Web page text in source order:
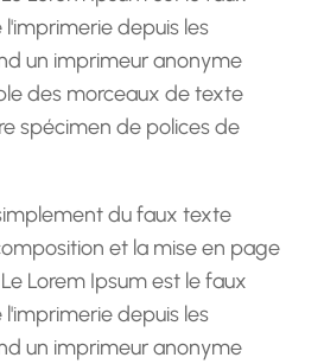
depuis les
un imprimeur anonyme
des morceaux de texte
spécimen de polices de
du faux texte
et la mise en page
Lorem Ipsum est le faux
depuis les
un imprimeur anonyme